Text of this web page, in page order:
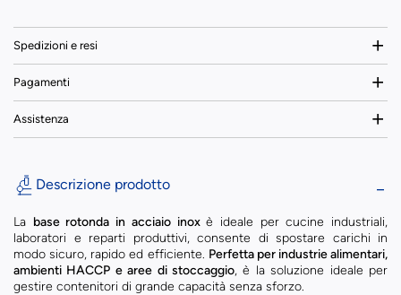
Spedizioni e resi
Pagamenti
Assistenza
Descrizione prodotto
La base rotonda in acciaio inoxè ideale per cucine industriali,
laboratori e reparti produttivi, consente di spostare carichi in
modo sicuro, rapido ed efficiente. Perfetta per industrie alimentari,
ambienti HACCP e aree di stoccaggio, è la soluzione ideale per
gestire contenitori di grande capacità senza sforzo.